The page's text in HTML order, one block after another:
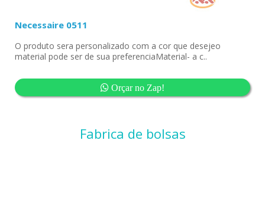
Necessaire 0511
O produto sera personalizado com a cor que desejeo
material pode ser de sua preferenciaMaterial- a c..
Orçar no Zap!
Fabrica de bolsas